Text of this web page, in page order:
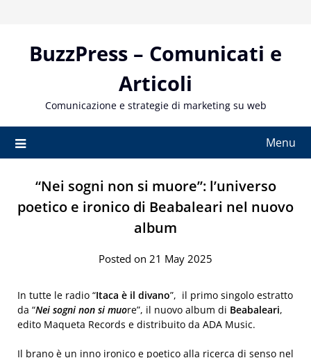
contentBuzzPress – Comunicati e
Articoli
Comunicazione e strategie di marketing su web
Menu
“Nei sogni non si muore”: l’universo
poetico e ironico di Beabaleari nel nuovo
album
Posted on 21 May 2025
In tutte le radio “Itaca è il divano”, il primo singolo estratto
da “Nei sogni non si muore”, il nuovo album di Beabaleari,
edito Maqueta Records e distribuito da ADA Music.
Il brano è un inno ironico e poetico alla ricerca di senso nel